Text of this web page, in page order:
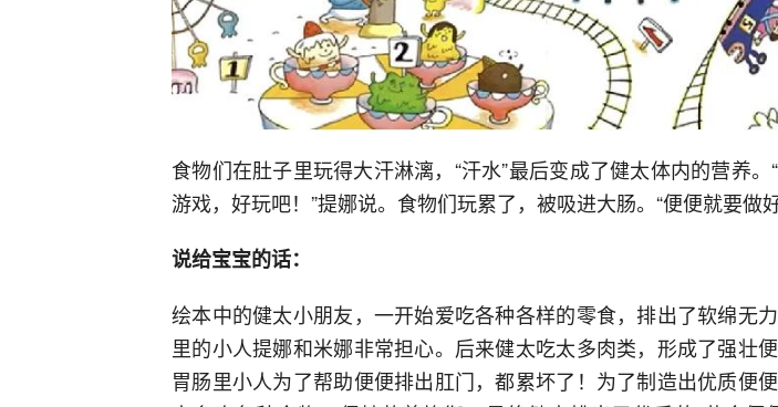
食物们在肚子里玩得大汗淋漓，“汗水”最后变成了健太体内的营养。
游戏，好玩吧！”提娜说。食物们玩累了，被吸进大肠。“便便就要做
说给宝宝的话：
绘本中的健太小朋友，一开始爱吃各种各样的零食，排出了软绵无
里的小人提娜和米娜非常担心。后来健太吃太多肉类，形成了强壮便
胃肠里小人为了帮助便便排出肛门，都累坏了！为了制造出优质便